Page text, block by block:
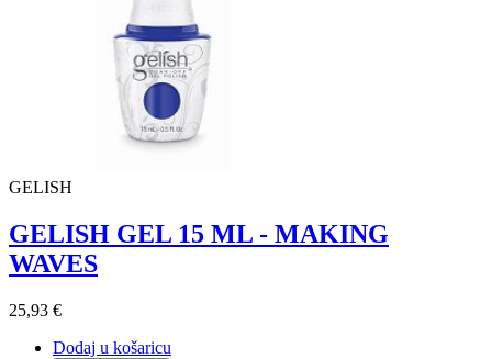
GELISH
GELISH GEL 15 ML - MAKING
WAVES
25,93 €
Dodaj u košaricu